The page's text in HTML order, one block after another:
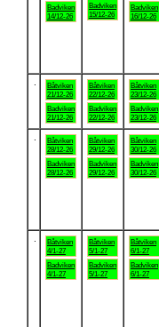
Badviken
14/12-26
Badviken
15/12-26
Badviken
16/12-26
Båtviken
21/12-26
Badviken
21/12-26
Båtviken
22/12-26
Badviken
22/12-26
Båtviken
23/12-26
Badviken
23/12-26
Båtviken
28/12-26
Badviken
28/12-26
Båtviken
29/12-26
Badviken
29/12-26
Båtviken
30/12-26
Badviken
30/12-26
Båtviken
4/1-27
Badviken
4/1-27
Båtviken
5/1-27
Badviken
5/1-27
Båtviken
6/1-27
Badviken
6/1-27